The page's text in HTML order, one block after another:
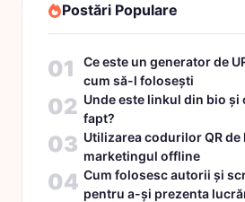
Postări Populare
01
Ce este un generator de
cum să-l folosești
02 Unde este linkul din bio și
fapt?
03 Utilizarea codurilor QR de
marketingul offline
04 Cum folosesc autorii și
pentru a-și prezenta